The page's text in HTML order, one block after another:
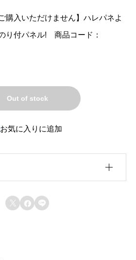
購入いただけません】ハレパネよ
り付パネル! 商品コード：
Out of stock
お気に入りに追加
は、会員登録が必要です。
会員登録する
  